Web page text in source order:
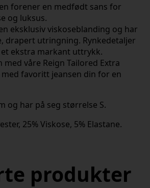
forener en medfødt sans for
og luksus.
eksklusiv viskoseblanding og har
drapert utringning. Rynkedetaljer
ekstra markant uttrykk.
med våre Reign Tailored Extra
favoritt jeansen din for en
og har på seg størrelse S.
25% Viskose, 5% Elastane.
produkter